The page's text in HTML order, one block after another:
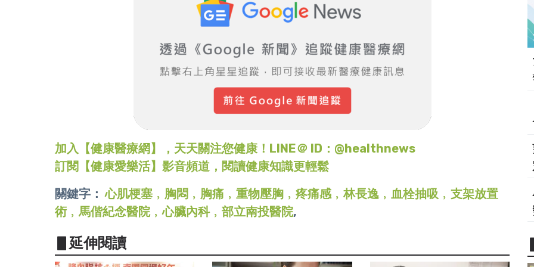
加入【健康醫療網】，天天關注您健康！LINE＠ ID：@healthnews
訂閱【健康愛樂活】影音頻道，閱讀健康知識更輕鬆
關鍵字：心肌梗塞﹐胸悶﹐胸痛﹐重物壓胸﹐疼痛感﹐林長逸﹐血栓抽吸﹐支架放置
術﹐馬偕紀念醫院﹐心臟內科﹐部立南投醫院,
▋延伸閱讀